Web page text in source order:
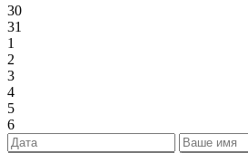
30
31
1
2
3
4
5
6